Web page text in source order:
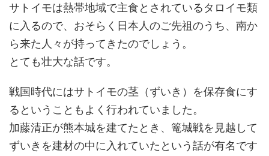
サトイモは熱帯地域で主食とされているタロイモ類
に入るので、おそらく日本人のご先祖のうち、南か
ら来た人々が持ってきたのでしょう。
とても壮大な話です。
戦国時代にはサトイモの茎（ずいき）を保存食にす
るということもよく行われていました。
加藤清正が熊本城を建てたとき、篭城戦を見越して
ずいきを建材の中に入れていたという話が有名です